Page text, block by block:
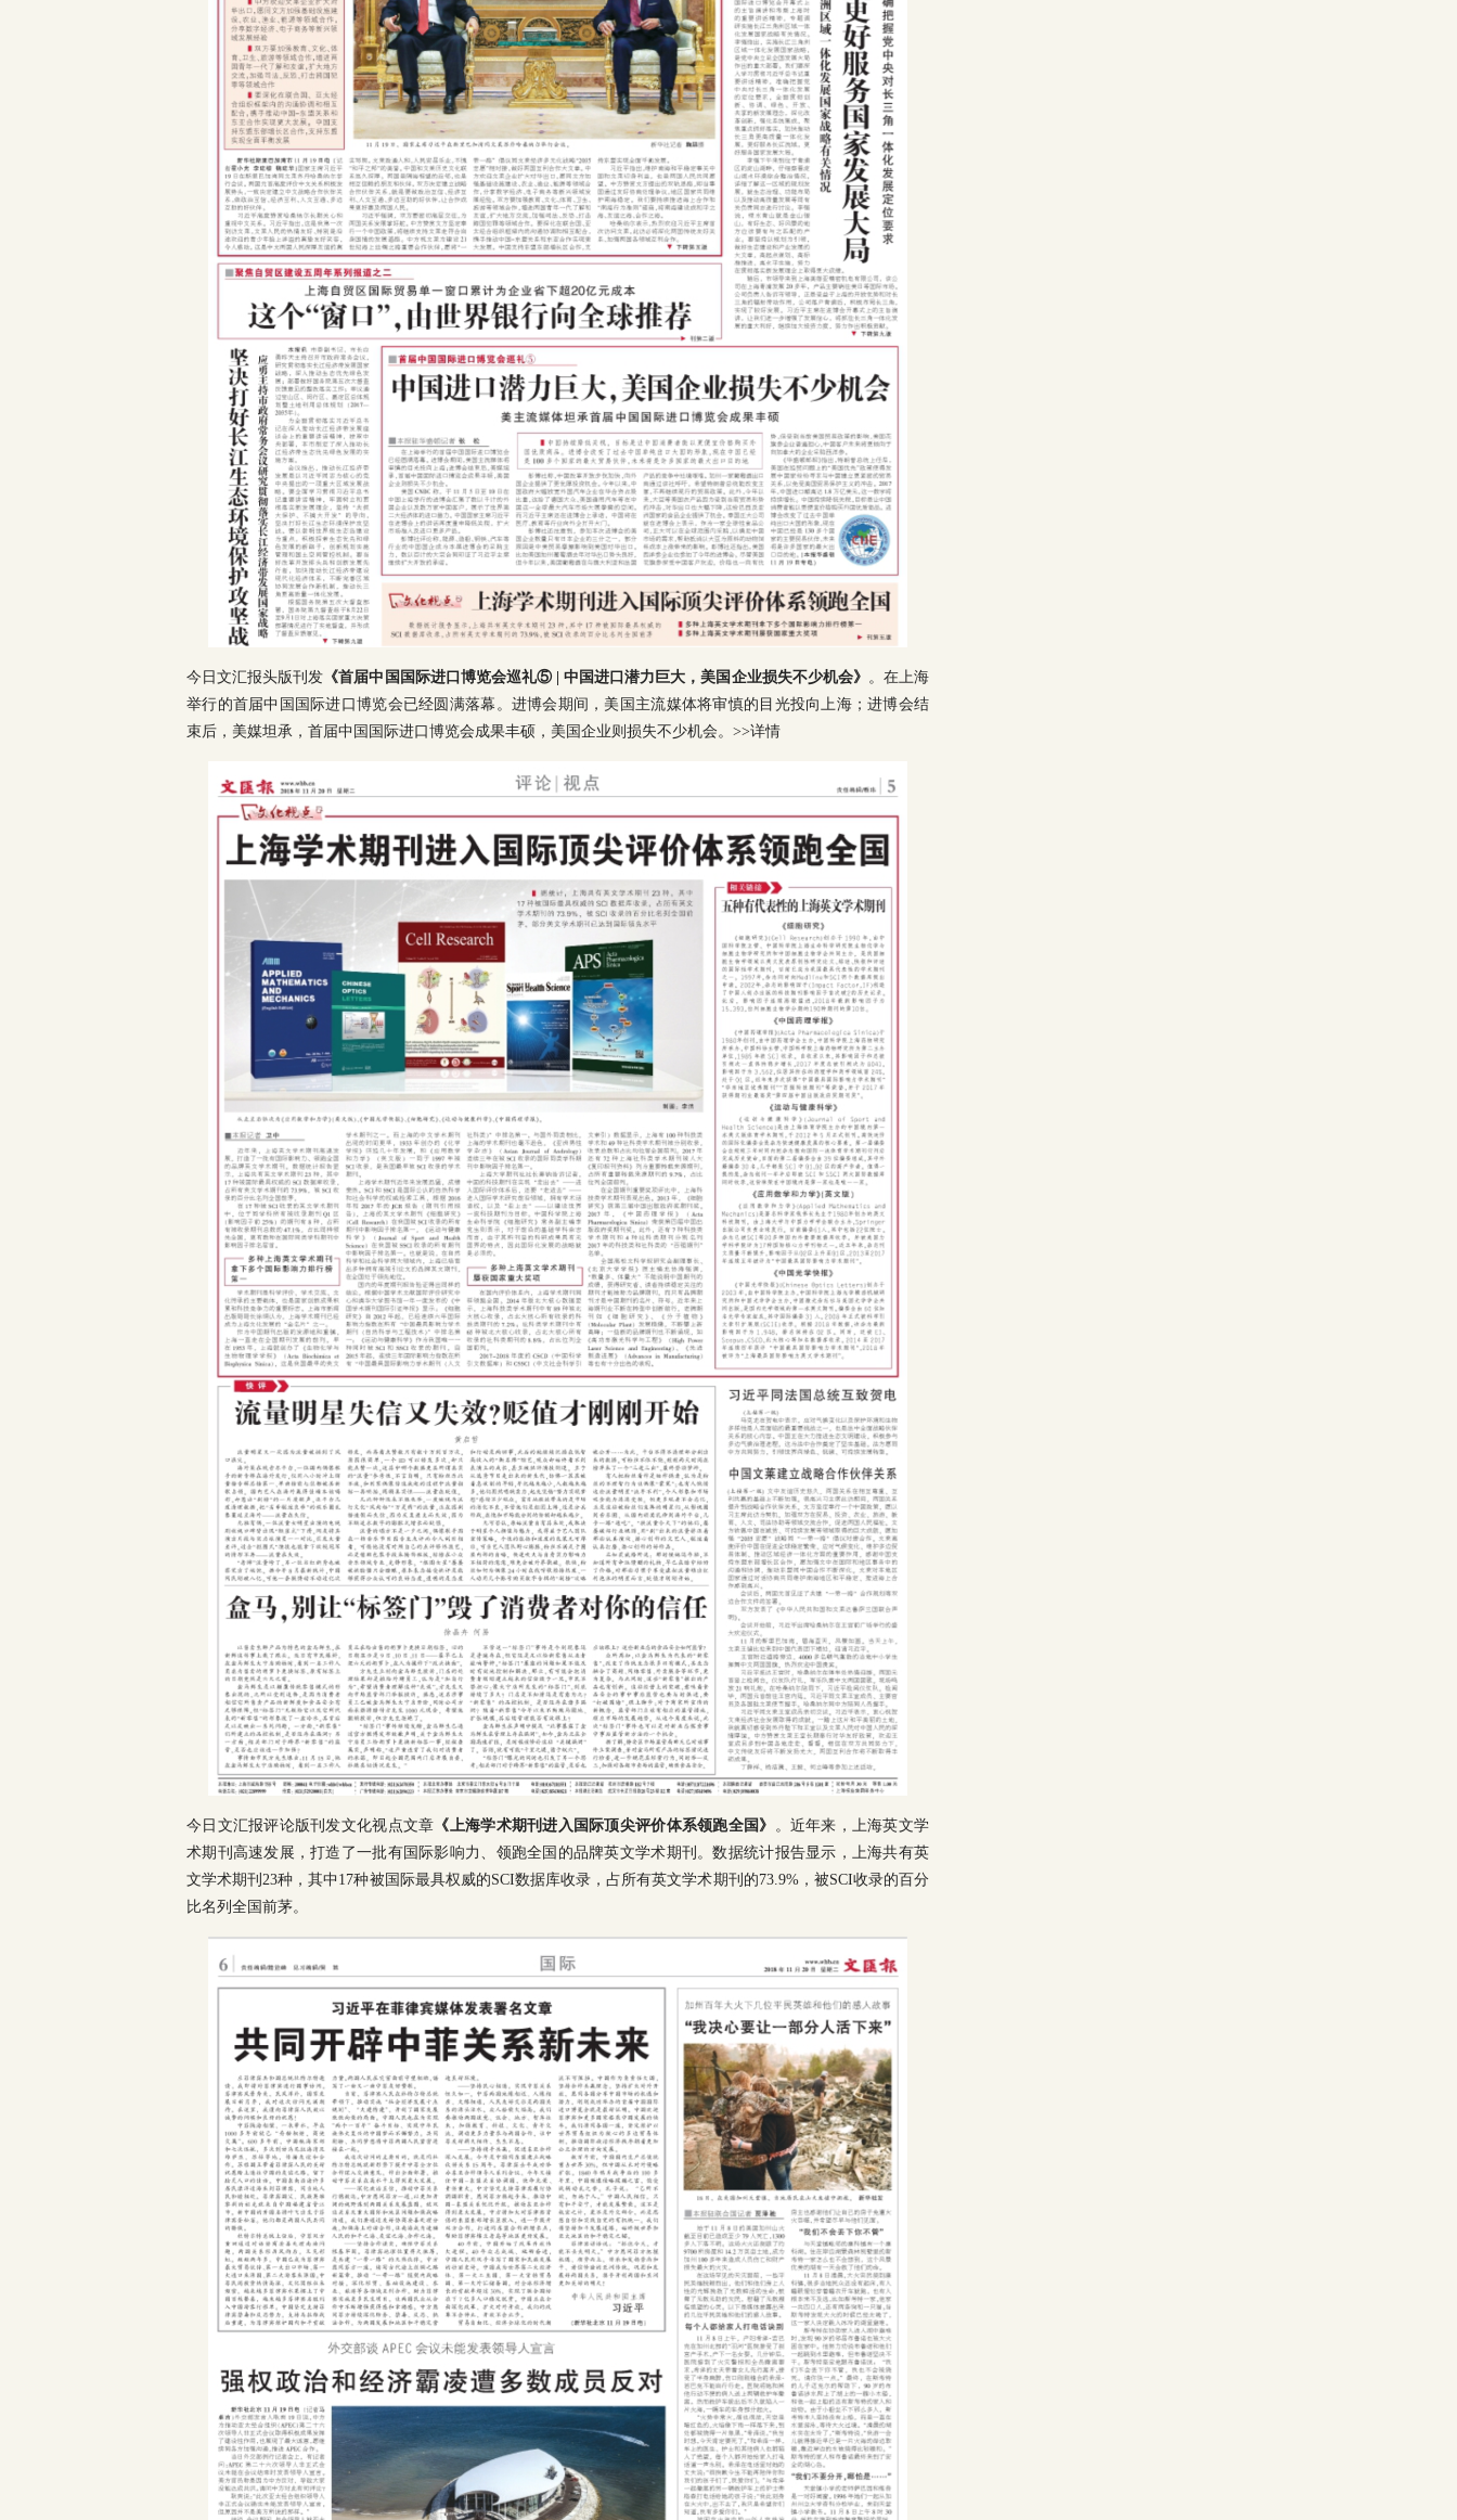
今日文汇报头版刊发 《首届中国国际进口博览会巡礼⑤ | 中国进口潜力巨大，美国企业损失不少机会》 。在上海
举行的首届中国国际进口博览会已经圆满落幕。进博会期间，美国主流媒体将审慎的目光投向上海；进博会结
束后，美媒坦承，首届中国国际进口博览会成果丰硕，美国企业则损失不少机会。 >>详情
今日文汇报评论版刊发文化视点文章 《上海学术期刊进入国际顶尖评价体系领跑全国》 。近年来，上海英文学
术期刊高速发展，打造了一批有国际影响力、领跑全国的品牌英文学术期刊。数据统计报告显示，上海共有英
文学术期刊23种，其中17种被国际最具权威的SCI数据库收录，占所有英文学术期刊的73.9%，被SCI收录的百分
比名列全国前茅。